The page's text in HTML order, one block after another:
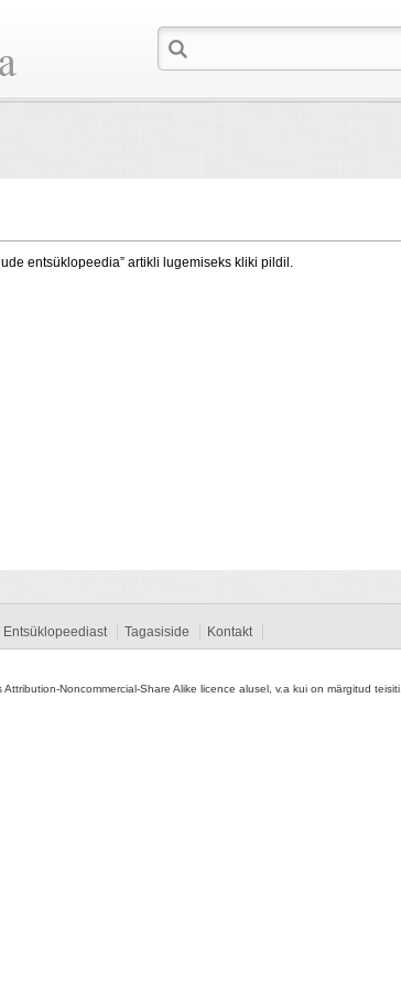
entsüklopeedia” artikli lugemiseks kliki pildil.
Entsüklopeediast Tagasiside Kontakt
Noncommercial-Share Alike licence alusel, v.a kui on märgitud teisiti.